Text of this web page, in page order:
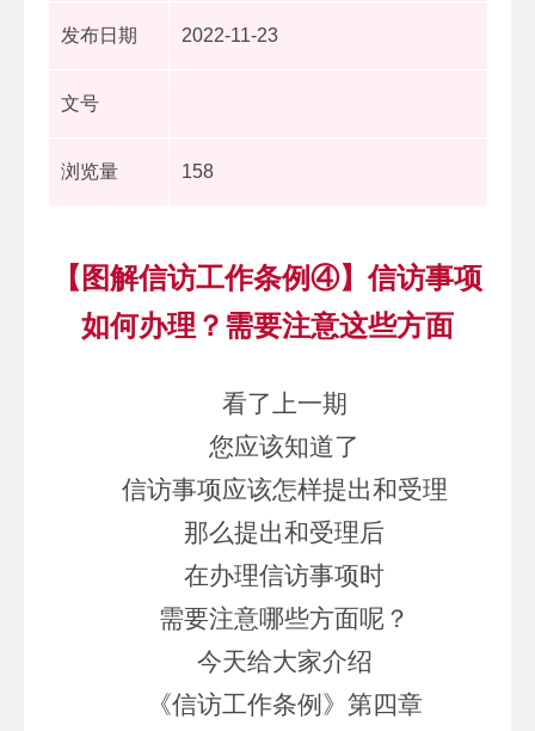
发布日期 2022-11-23
文号
浏览量 158
【图解信访工作条例④】信访事项
如何办理？需要注意这些方面
看了上一期
您应该知道了
信访事项应该怎样提出和受理
那么提出和受理后
在办理信访事项时
需要注意哪些方面呢？
今天给大家介绍
《信访工作条例》第四章